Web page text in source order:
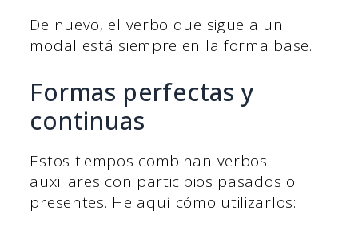
De nuevo, el verbo que sigue a un
modal está siempre en la forma base.
Formas perfectas y
continuas
Estos tiempos combinan verbos
auxiliares con participios pasados o
presentes. He aquí cómo utilizarlos: